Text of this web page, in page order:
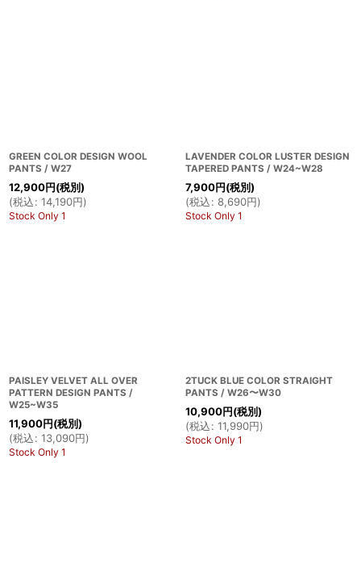
GREEN COLOR DESIGN WOOL
PANTS / W27
12,900円(税別)
(税込: 14,190円)
Stock Only 1
LAVENDER COLOR LUSTER DESIGN
TAPERED PANTS / W24~W28
7,900円(税別)
(税込: 8,690円)
Stock Only 1
PAISLEY VELVET ALL OVER
PATTERN DESIGN PANTS /
W25~W35
11,900円(税別)
(税込: 13,090円)
Stock Only 1
2TUCK BLUE COLOR STRAIGHT
PANTS / W26〜W30
10,900円(税別)
(税込: 11,990円)
Stock Only 1